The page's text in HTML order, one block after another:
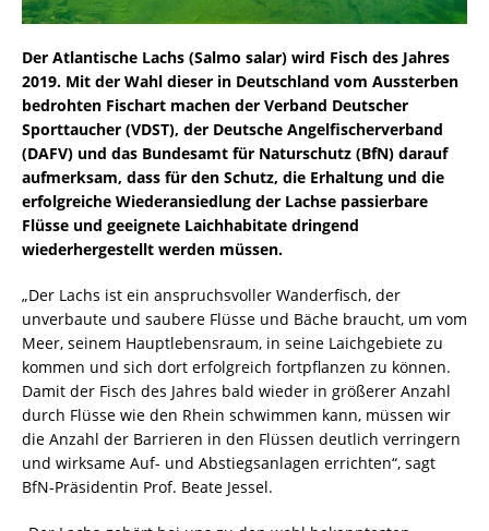
Der Atlantische Lachs (Salmo salar) wird Fisch des Jahres
2019. Mit der Wahl dieser in Deutschland vom Aussterben
bedrohten Fischart machen der Verband Deutscher
Sporttaucher (VDST), der Deutsche Angelfischerverband
(DAFV) und das Bundesamt für Naturschutz (BfN) darauf
aufmerksam, dass für den Schutz, die Erhaltung und die
erfolgreiche Wiederansiedlung der Lachse passierbare
Flüsse und geeignete Laichhabitate dringend
wiederhergestellt werden müssen.
„Der Lachs ist ein anspruchsvoller Wanderfisch, der
unverbaute und saubere Flüsse und Bäche braucht, um vom
Meer, seinem Hauptlebensraum, in seine Laichgebiete zu
kommen und sich dort erfolgreich fortpflanzen zu können.
Damit der Fisch des Jahres bald wieder in größerer Anzahl
durch Flüsse wie den Rhein schwimmen kann, müssen wir
die Anzahl der Barrieren in den Flüssen deutlich verringern
und wirksame Auf- und Abstiegsanlagen errichten“, sagt
BfN-Präsidentin Prof. Beate Jessel.